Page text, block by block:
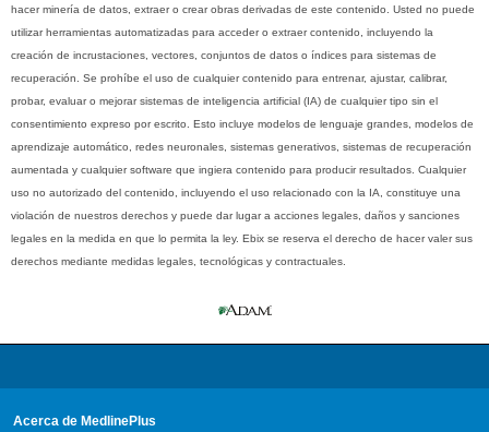
hacer minería de datos, extraer o crear obras derivadas de este contenido. Usted no puede
utilizar herramientas automatizadas para acceder o extraer contenido, incluyendo la
creación de incrustaciones, vectores, conjuntos de datos o índices para sistemas de
recuperación. Se prohíbe el uso de cualquier contenido para entrenar, ajustar, calibrar,
probar, evaluar o mejorar sistemas de inteligencia artificial (IA) de cualquier tipo sin el
consentimiento expreso por escrito. Esto incluye modelos de lenguaje grandes, modelos de
aprendizaje automático, redes neuronales, sistemas generativos, sistemas de recuperación
aumentada y cualquier software que ingiera contenido para producir resultados. Cualquier
uso no autorizado del contenido, incluyendo el uso relacionado con la IA, constituye una
violación de nuestros derechos y puede dar lugar a acciones legales, daños y sanciones
legales en la medida en que lo permita la ley. Ebix se reserva el derecho de hacer valer sus
derechos mediante medidas legales, tecnológicas y contractuales.
Acerca de MedlinePlus